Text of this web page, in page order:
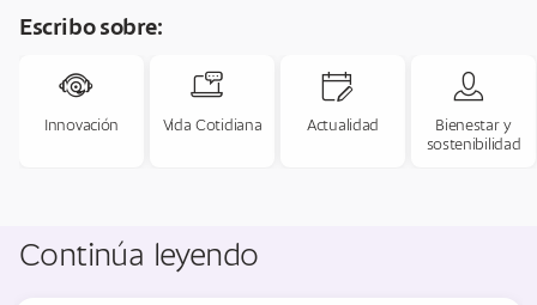
Escribo sobre:
tabot
Innovación
laptop-chat
Vida Cotidiana
calendar-edit
Actualidad
users-check
Bienestar y
sostenibilidad
Continúa leyendo